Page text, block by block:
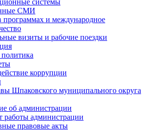
системы
СМИ
программах и международное
визиты и рабочие поездки
коррупции
Шпаковского муниципального округа
об администрации
работы администрации
правовые акты